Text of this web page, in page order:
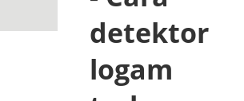
detektor
logam